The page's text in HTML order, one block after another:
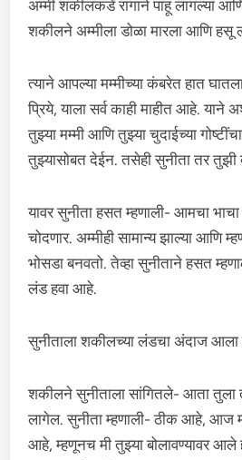
अम्मी शकीलकडे रागाने पाहू लागल्या
शकीलने अम्मीला डोळा मारला आणि हसू
त्याने आपल्या मम्मीच्या कंबरेत हात
प्रिये, याला सर्व काही माहीत आहे. याने
तुझ्या मम्मी आणि तुझ्या चुदाईच्या
तुझ्यासोबत देईन. तसेही सुनीता तर
यावर सुनीता हसत म्हणाली- आमचा भाचा
चोदणार. अम्मीही सामान्य झाल्या आणि
भोसडा बनवतो. तेव्हा सुनीताने हसत
लंड हवा आहे.
सुनीताला शकीलच्या लंडचा अंदाज आला
शकीलने सुनीताला सांगितले- आता तुला
लागेल. सुनीता म्हणाली- ठीक आहे, आज
आहे, म्हणूनच मी तुझ्या बोलावण्यावर आले